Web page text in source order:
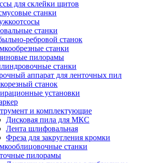
для склейки щитов
станки
станки
ребровой станок
станки
пилорамы
станки
аппарат для ленточных пил
станок
установки
и комплектующие
Дисковая пила для МКС
Лента шлифовальная
Фреза для закругления кромки
станки
пилорамы